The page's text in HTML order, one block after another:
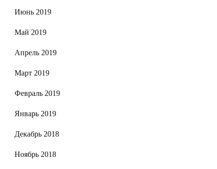
Июнь 2019
Май 2019
Апрель 2019
Март 2019
Февраль 2019
Январь 2019
Декабрь 2018
Ноябрь 2018